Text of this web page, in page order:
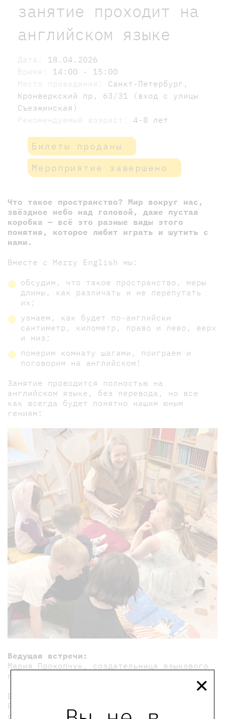
×
занятие проходит на
английском языке
Дата: 18.04.2026
Время: 14:00 - 15:00
Место проведения: Санкт-Петербург,
Кронверкский пр, 63/31 (вход с улицы
Съезжинская)
Рекомендуемый возраст: 4-8 лет
Билеты проданы
Мероприятие завершено
Что такое пространство? Мир вокруг нас,
звёздное небо над головой, даже пустая
коробка — всё это разные виды этого
понятия, которое любит играть и шутить с
нами.
Вместе с Merry English мы:
обсудим, что такое пространство, меры
длины, как различать и не перепутать
их;
узнаем, как будет по-английски
сантиметр, километр, право и лево, верх
и низ;
померим комнату шагами, поиграем и
поговорим на английском!
Занятие проводится полностью на
английском языке, без перевода, но все
как всегда будет понятно нашим юным
гениям!
Ведущая встречи:
Мария Прокопчук, создательница языкового
проекта
Билет необходим только для ребенка.
Рекомендуем приобретать билеты заранее. В
случае отмены или переноса события вы